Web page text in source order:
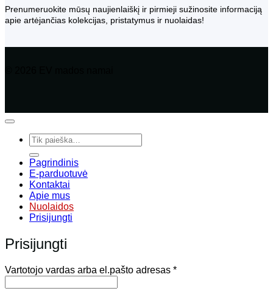
Prenumeruokite mūsų naujienlaiškį ir pirmieji sužinosite informaciją
apie artėjančias kolekcijas, pristatymus ir nuolaidas!
Ieškoti:
Pagrindinis
E-parduotuvė
Kontaktai
Apie mus
Nuolaidos
Prisijungti
Prisijungti
Vartotojo vardas arba el.pašto adresas *Privalomas